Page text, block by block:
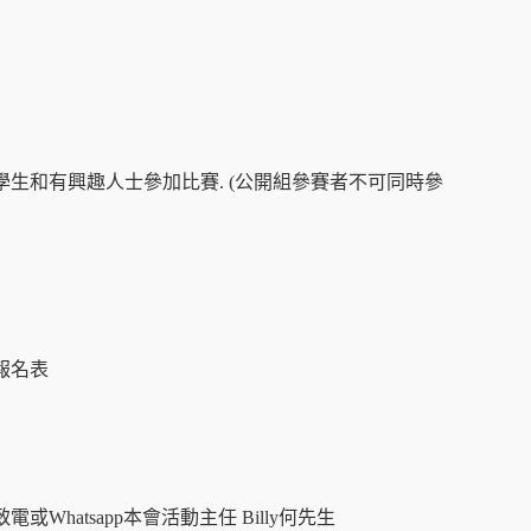
生和有興趣人士參加比賽. (公開組參賽者不可同時參
名表
或Whatsapp本會活動主任 Billy何先生